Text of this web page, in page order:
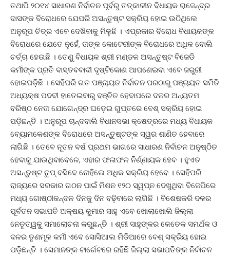
ତଥାପି ୨୦୧୪ ସାଧାରଣ ନିର୍ବାଚନ ପୂର୍ବରୁ ତତ୍କାଳୀନ ବିଧାୟକ ରାଜେନ୍ଦ୍ର
ଦାସଙ୍କ ବିରୋଧରେ ଯେପରି ଅସନ୍ତୁଷ୍ଟ ସକ୍ରିୟ ହୋଇ ଉଠିଥିଲେ
ଅନୁରୂପ ଚିତ୍ର ଏବେ ଦେଖିବାକୁ ମିଳୁଛି । ଏପ୍ରକାର ବିରୋଧ ବିଧାୟକଙ୍କ
ବିରୋଧରେ ଯେତେ ନୁହେଁ, ତାଙ୍କ କୋଟେରୀଙ୍କ ବିରୋଧରେ ଅଧିକ ବୋଲି
ଚର୍ଚ୍ଚା ହେଉଛି । ତେଣୁ ବିଧାୟକ ଶ୍ରୀ ମଣ୍ଡଳ ଅସନ୍ତୁଷ୍ଟ ବିଜେଡି
କର୍ମୀଙ୍କ ପ୍ରତି ବାସ୍ତବବାଦୀ ଦୃଷ୍ଟିକୋଣ ଆପଣେଇବା ଏବେ ଜରୁରୀ
ହୋଇପଡ଼ିଛି । ସେହିପରି ଗତ ପଞ୍ଚାୟତ ନିର୍ବାଚନ ପରଠାରୁ ପଞ୍ଚାୟତ ସମିତି
ଅଧ୍ୟକ୍ଷ ପଦବୀ ହାତେଇବାରୁ ବଞ୍ଚିତ ହେବାପରେ ଦଳର ଅନ୍ୟତମ
ବରିଷ୍ଠ ନେତା ଯୋଗେନ୍ଦ୍ର ଘଡ଼େଇ ଗୁପ୍ତରେ ବେଶ୍ ସକ୍ରିୟ ହୋଇ
ପଡ଼ିଛନ୍ତି । ଅନୁରୂପ ଚାନ୍ଦବାଲି ବିଧାନସଭା କ୍ଷେତ୍ରରେ ମଧ୍ୟ ବିଧାୟକ
ବ୍ୟୋମକେଶଙ୍କ ବିରୋଧରେ ଅସନ୍ତୁଷ୍ଟଙ୍କ ସ୍ୱର ଶାଣିତ ହେବାରେ
ଲାଗିଛି । ତେବେ ନୂତନ ବର୍ଷ ପ୍ରଥମ ଭାଗରେ ସାଧାରଣ ନିର୍ବାଚନ ଅନୁଷ୍ଠିତ
ହେବାକୁ ଯାଉଥିବାବେଳେ, ଏହାର ଫଳାଫଳ ନିର୍ଣ୍ଣାୟକ ହେବ । ହୁଏତ
ଅସନ୍ତୁଷ୍ଟ ଚୁପ୍ ବସିବେ ନୋହିଲେ ଅଧିକ ସକ୍ରିୟ ହେବେ । ସେହିପରି
ରାଜ୍ୟରେ ସରକାର ଗଠନ ପାଇଁ ମିଶନ ୧୨୦ ସ୍ୱପ୍ନ ଦେଖୁଥିବା ବିଜେପିରେ
ମଧ୍ୟ ଗୋଷ୍ଠୀକନ୍ଦଳ ଦିନକୁ ଦିନ ବଢ଼ିବାରେ ଲାଗିଛି । ବିଶେଷକରି ଦଳର
ପୂର୍ବତନ ସଭାପତି ଅକ୍ଷୟ କୁମାର ସାହୁ ଏବେ ଖୋଲାଖୋଲି ଜିଲ୍ଲା
ନେତୃତ୍ୱକୁ ସମାଲୋଚନା କରୁଛନ୍ତି । ଶ୍ରୀ ସାହୁଙ୍କର କେତେକ ସମର୍ଥକ ଓ
ଦଳର ତୃଣମୂଳ କର୍ମୀ ଏବେ ସୋସିଆଲ ମିଡିଆରେ ବେଶ୍ ସକ୍ରିୟ ହୋଇ
ପଡ଼ିଛନ୍ତି । ସେମାନଙ୍କ ଟାର୍ଗେଟରେ ରହିଛି ଜିଲ୍ଲା ସଭାପତିଙ୍କ ନିର୍ବାଚନ